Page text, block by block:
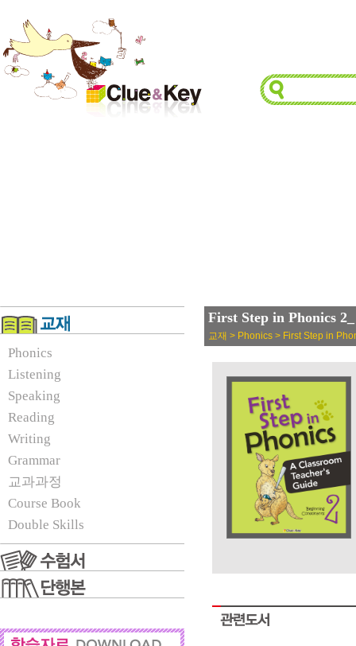
Phonics
Listening
Speaking
Reading
Writing
Grammar
교과과정
Course Book
Double Skills
First Step in Phonics
교재 > Phonics > First Step in